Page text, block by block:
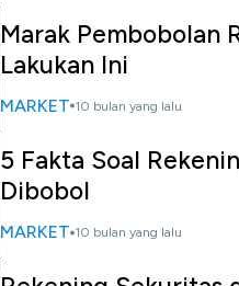
Marak Pembobolan
Lakukan Ini
MARKET 10 bulan yang lalu
5 Fakta Soal
Dibobol
MARKET 10 bulan yang lalu